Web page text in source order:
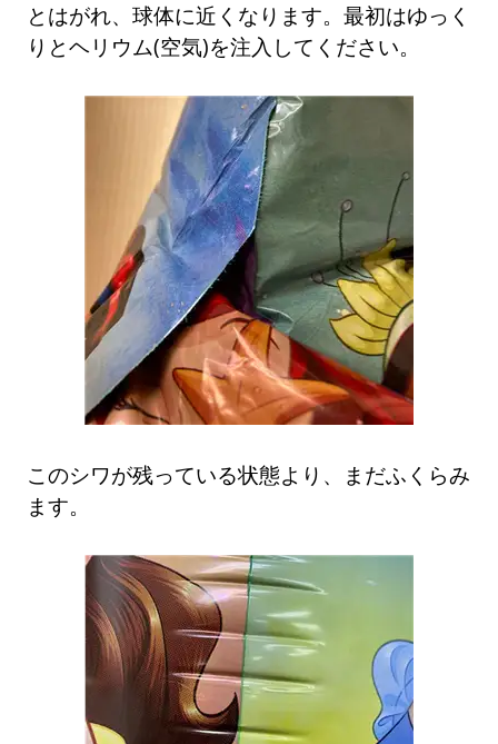
とはがれ、球体に近くなります。最初はゆっく
りとヘリウム(空気)を注入してください。
このシワが残っている状態より、まだふくらみ
ます。